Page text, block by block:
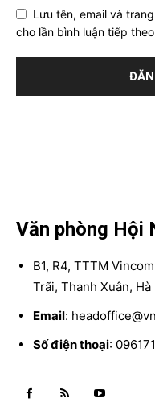
Lưu tên, email và
cho lần bình luận tiếp
Văn phòng Hội
B1, R4, TTTM
Trãi, Thanh Xuân,
Email:
Số điện thoại: